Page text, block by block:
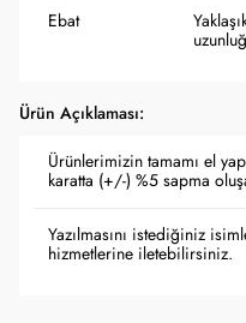
Ebat
Ürün Açıklaması:
Ürünlerimizin tamamı el
karatta (+/-) %5 sapma
Yazılmasını istediğiniz
hizmetlerine iletebilirsiniz.